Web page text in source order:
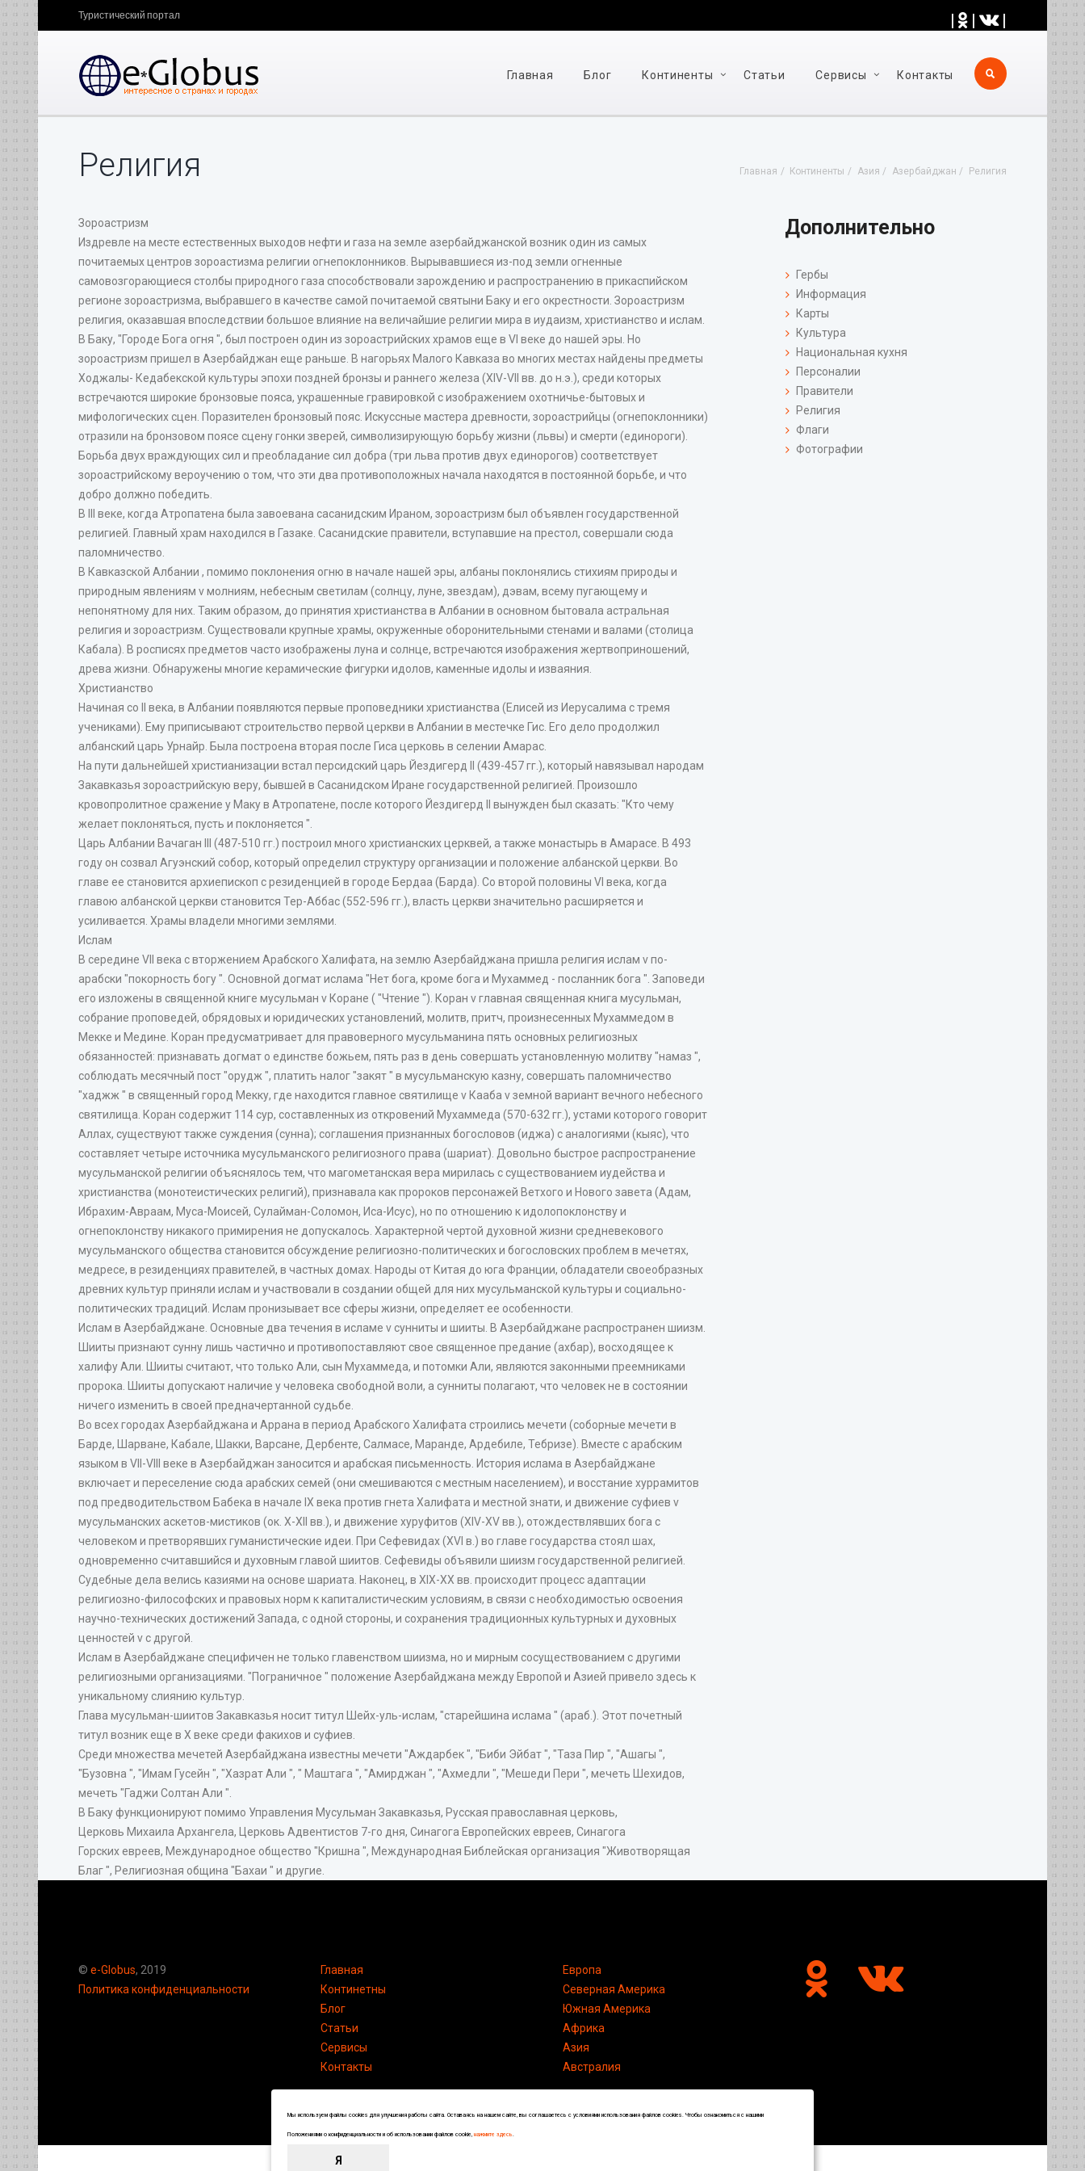
| | |
Туристический портал
Главная Блог Континенты Статьи Cервисы Контакты
Главная Континенты Азия Азербайджан Религия
Религия
Зороастризм
Издревле на месте естественных выходов нефти и газа на земле азербайджанской возник один из самых
почитаемых центров зороастизма религии огнепоклонников. Вырывавшиеся из-под земли огненные
самовозгорающиеся столбы природного газа способствовали зарождению и распространению в прикаспийском
регионе зороастризма, выбравшего в качестве самой почитаемой святыни Баку и его окрестности. Зороастризм
религия, оказавшая впоследствии большое влияние на величайшие религии мира в иудаизм, христианство и ислам.
В Баку, "Городе Бога огня ", был построен один из зороастрийских храмов еще в VI веке до нашей эры. Но
зороастризм пришел в Азербайджан еще раньше. В нагорьях Малого Кавказа во многих местах найдены предметы
Ходжалы- Кедабекской культуры эпохи поздней бронзы и раннего железа (XIV-VII вв. до н.э.), среди которых
встречаются широкие бронзовые пояса, украшенные гравировкой с изображением охотничье-бытовых и
мифологических сцен. Поразителен бронзовый пояс. Искуссные мастера древности, зороастрийцы (огнепоклонники)
отразили на бронзовом поясе сцену гонки зверей, символизирующую борьбу жизни (львы) и смерти (единороги).
Борьба двух враждующих сил и преобладание сил добра (три льва против двух единорогов) соответствует
зороастрийскому вероучению о том, что эти два противоположных начала находятся в постоянной борьбе, и что
добро должно победить.
В III веке, когда Атропатена была завоевана сасанидским Ираном, зороастризм был объявлен государственной
религией. Главный храм находился в Газаке. Сасанидские правители, вступавшие на престол, совершали сюда
паломничество.
В Кавказской Албании , помимо поклонения огню в начале нашей эры, албаны поклонялись стихиям природы и
природным явлениям v молниям, небесным светилам (солнцу, луне, звездам), дэвам, всему пугающему и
непонятному для них. Таким образом, до принятия христианства в Албании в основном бытовала астральная
религия и зороастризм. Существовали крупные храмы, окруженные оборонительными стенами и валами (столица
Кабала). В росписях предметов часто изображены луна и солнце, встречаются изображения жертвоприношений,
древа жизни. Обнаружены многие керамические фигурки идолов, каменные идолы и изваяния.
Христианство
Начиная со II века, в Албании появляются первые проповедники христианства (Елисей из Иерусалима с тремя
учениками). Ему приписывают строительство первой церкви в Албании в местечке Гис. Его дело продолжил
албанский царь Урнайр. Была построена вторая после Гиса церковь в селении Амарас.
На пути дальнейшей христианизации встал персидский царь Йездигерд II (439-457 гг.), который навязывал народам
Закавказья зороастрийскую веру, бывшей в Сасанидском Иране государственной религией. Произошло
кровопролитное сражение у Маку в Атропатене, после которого Йездигерд II вынужден был сказать: "Кто чему
желает поклоняться, пусть и поклоняется ".
Царь Албании Вачаган III (487-510 гг.) построил много христианских церквей, а также монастырь в Амарасе. В 493
году он созвал Агуэнский собор, который определил структуру организации и положение албанской церкви. Во
главе ее становится архиепископ с резиденцией в городе Бердаа (Барда). Со второй половины VI века, когда
главою албанской церкви становится Тер-Аббас (552-596 гг.), власть церкви значительно расширяется и
усиливается. Храмы владели многими землями.
Ислам
В середине VII века с вторжением Арабского Халифата, на землю Азербайджана пришла религия ислам v по-
арабски "покорность богу ". Основной догмат ислама "Нет бога, кроме бога и Мухаммед - посланник бога ". Заповеди
его изложены в священной книге мусульман v Коране ( "Чтение "). Коран v главная священная книга мусульман,
собрание проповедей, обрядовых и юридических установлений, молитв, притч, произнесенных Мухаммедом в
Мекке и Медине. Коран предусматривает для правоверного мусульманина пять основных религиозных
обязанностей: признавать догмат о единстве божьем, пять раз в день совершать установленную молитву "намаз ",
соблюдать месячный пост "орудж ", платить налог "закят " в мусульманскую казну, совершать паломничество
"хаджж " в священный город Мекку, где находится главное святилище v Кааба v земной вариант вечного небесного
святилища. Коран содержит 114 сур, составленных из откровений Мухаммеда (570-632 гг.), устами которого говорит
Аллах, существуют также суждения (сунна); соглашения признанных богословов (иджа) с аналогиями (кыяс), что
составляет четыре источника мусульманского религиозного права (шариат). Довольно быстрое распространение
мусульманской религии объяснялось тем, что магометанская вера мирилась с существованием иудейства и
христианства (монотеистических религий), признавала как пророков персонажей Ветхого и Нового завета (Адам,
Ибрахим-Авраам, Муса-Моисей, Сулайман-Соломон, Иса-Исус), но по отношению к идолопоклонству и
огнепоклонству никакого примирения не допускалось. Характерной чертой духовной жизни средневекового
мусульманского общества становится обсуждение религиозно-политических и богословских проблем в мечетях,
медресе, в резиденциях правителей, в частных домах. Народы от Китая до юга Франции, обладатели своеобразных
древних культур приняли ислам и участвовали в создании общей для них мусульманской культуры и социально-
политических традиций. Ислам пронизывает все сферы жизни, определяет ее особенности.
Ислам в Азербайджане. Основные два течения в исламе v сунниты и шииты. В Азербайджане распространен шиизм.
Шииты признают сунну лишь частично и противопоставляют свое священное предание (ахбар), восходящее к
халифу Али. Шииты считают, что только Али, сын Мухаммеда, и потомки Али, являются законными преемниками
пророка. Шииты допускают наличие у человека свободной воли, а сунниты полагают, что человек не в состоянии
ничего изменить в своей предначертанной судьбе.
Во всех городах Азербайджана и Аррана в период Арабского Халифата строились мечети (соборные мечети в
Барде, Шарване, Кабале, Шакки, Варсане, Дербенте, Салмасе, Маранде, Ардебиле, Тебризе). Вместе с арабским
языком в VII-VIII веке в Азербайджан заносится и арабская письменность. История ислама в Азербайджане
включает и переселение сюда арабских семей (они смешиваются с местным населением), и восстание хуррамитов
под предводительством Бабека в начале IX века против гнета Халифата и местной знати, и движение суфиев v
мусульманских аскетов-мистиков (ок. X-XII вв.), и движение хуруфитов (XIV-XV вв.), отождествлявших бога с
человеком и претворявших гуманистические идеи. При Сефевидах (XVI в.) во главе государства стоял шах,
одновременно считавшийся и духовным главой шиитов. Сефевиды объявили шиизм государственной религией.
Судебные дела велись казиями на основе шариата. Наконец, в XIX-XX вв. происходит процесс адаптации
религиозно-философских и правовых норм к капиталистическим условиям, в связи с необходимостью освоения
научно-технических достижений Запада, с одной стороны, и сохранения традиционных культурных и духовных
ценностей v с другой.
Ислам в Азербайджане специфичен не только главенством шиизма, но и мирным сосуществованием с другими
религиозными организациями. "Пограничное " положение Азербайджана между Европой и Азией привело здесь к
уникальному слиянию культур.
Глава мусульман-шиитов Закавказья носит титул Шейх-уль-ислам, "старейшина ислама " (араб.). Этот почетный
титул возник еще в X веке среди факихов и суфиев.
Среди множества мечетей Азербайджана известны мечети "Аждарбек ", "Биби Эйбат ", "Таза Пир ", "Ашагы ",
"Бузовна ", "Имам Гусейн ", "Хазрат Али ", " Маштага ", "Амирджан ", "Ахмедли ", "Мешеди Пери ", мечеть Шехидов,
мечеть "Гаджи Солтан Али ".
В Баку функционируют помимо Управления Мусульман Закавказья, Русская православная церковь,
Церковь Михаила Архангела, Церковь Адвентистов 7-го дня, Синагога Европейских евреев, Синагога
Горских евреев, Международное общество "Кришна ", Международная Библейская организация "Животворящая
Благ ", Религиозная община "Бахаи " и другие.
Дополнительно
Гербы
Информация
Карты
Культура
Национальная кухня
Персоналии
Правители
Религия
Флаги
Фотографии
© e-Globus, 2019
Политика конфиденциальности
Главная
Континетны
Блог
Статьи
Сервисы
Контакты
Европа
Северная Америка
Южная Америка
Африка
Азия
Австралия
Мы используем файлы cookies для улучшения работы сайта. Оставаясь на нашем сайте, вы соглашаетесь с условиями использования файлов cookies. Чтобы ознакомиться с нашими
Положениями о конфиденциальности и об использовании файлов cookie, нажмите здесь.
Я